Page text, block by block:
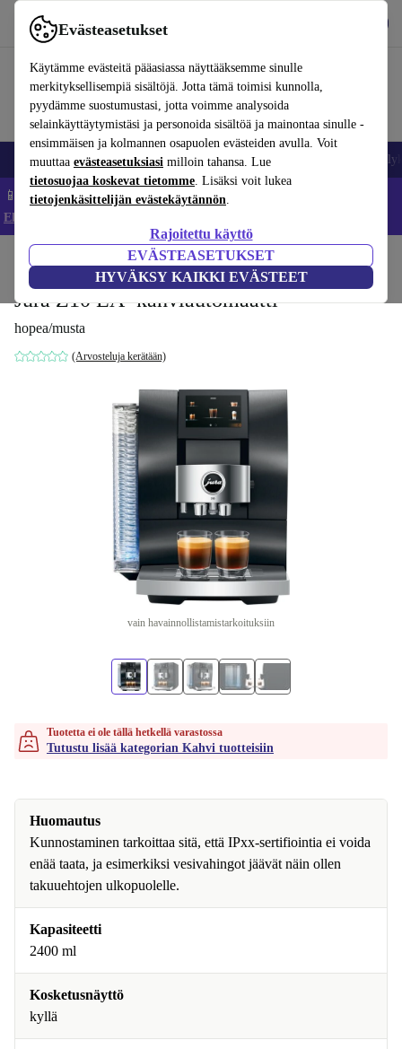
Evästeasetukset
Käytämme evästeitä pääasiassa näyttääksemme sinulle
merkityksellisempiä sisältöjä. Jotta tämä toimisi kunnolla,
pyydämme suostumustasi, jotta voimme analysoida
selainkäyttäytymistäsi ja personoida sisältöä ja mainontaa sinulle -
ensimmäisen ja kolmannen osapuolen evästeiden avulla. Voit
muuttaa evästeasetuksiasi milloin tahansa. Lue
tietosuojaa koskevat tietomme. Lisäksi voit lukea
tietojenkäsittelijän evästekäytännön.
Rajoitettu käyttö
EVÄSTEASETUKSET
HYVÄKSY KAIKKI EVÄSTEET
Käytä refurbed-palvelua nopeasti ja helposti
Matkapuhelimet ja älypuhelimet Kannettavat tietokoneet
📱 Säästä 5 % LISÄÄ iPhoneista – Koodi: IPHONEDEAL –
Ehdot ja säännöt
Juomat Kahvi
Jura Z10 EA -kahviautomaatti
hopea/musta
(Arvosteluja kerätään)
vain havainnollistamistarkoituksiin
Tuotetta ei ole tällä hetkellä varastossa
Tutustu lisää kategorian Kahvi tuotteisiin
Huomautus
Kunnostaminen tarkoittaa sitä, että IPxx-sertifiointia ei voida
enää taata, ja esimerkiksi vesivahingot jäävät näin ollen
takuuehtojen ulkopuolelle.
Kapasiteetti
2400 ml
Kosketusnäyttö
kyllä